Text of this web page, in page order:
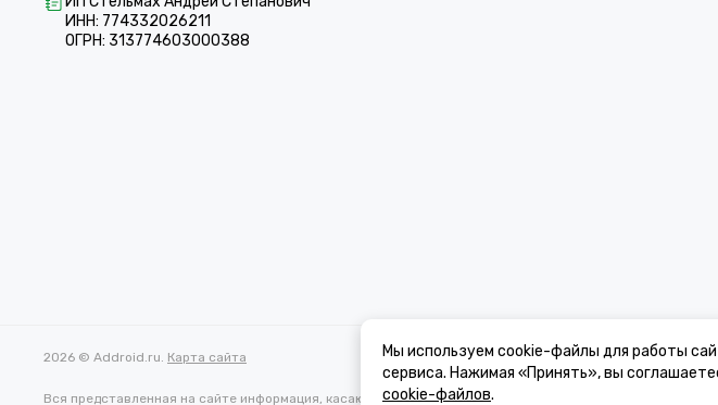
ИНН: 774332026211
ОГРН: 313774603000388
2026 © Addroid.ru. Карта сайта
Вся представленная на сайте информация, касающаяся характеристик, стоимости товаров и услуг,
Мы используем cookie-файлы для работы
сервиса. Нажимая «Принять», вы
cookie-файлов.